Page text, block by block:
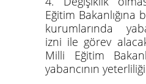
Eğitim Bakanlığına
kurumlarında
izni ile görev
Milli Eğitim
yabancının